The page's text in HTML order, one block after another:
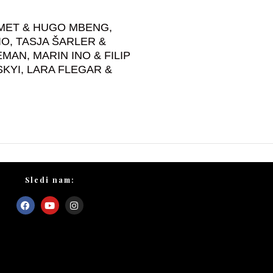
& HUGO MBENG,
TASJA ŠARLER &
MARIN INO & FILIP
LARA FLEGAR &
Sledi nam: